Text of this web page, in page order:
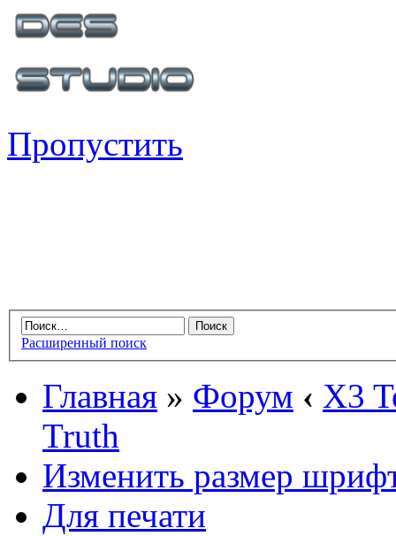
Пропустить
Расширенный поиск
Главная » Форум ‹ X3
Truth
Изменить размер
Для печати